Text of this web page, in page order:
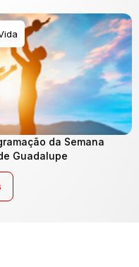
da Semana
Guadalupe